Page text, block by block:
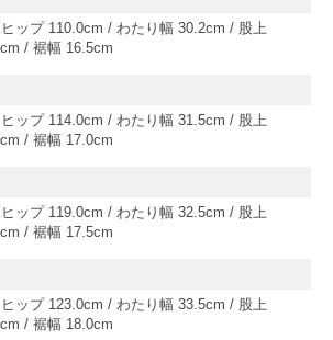
ップ 110.0cm / わたり幅 30.2cm / 股上
/ 裾幅 16.5cm
ップ 114.0cm / わたり幅 31.5cm / 股上
/ 裾幅 17.0cm
ップ 119.0cm / わたり幅 32.5cm / 股上
/ 裾幅 17.5cm
ップ 123.0cm / わたり幅 33.5cm / 股上
/ 裾幅 18.0cm